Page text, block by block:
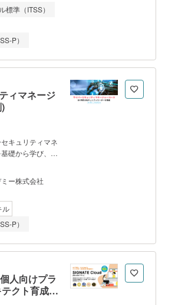
グラムを組み
おける知識は身
に必要な環境
スを運用するた
知識、施策立
で、DXを推進
の特
を再編集。本講
レクチャーご
認のほか、施策
れば、講義を受
載。疑問や詳し
解消できま
役 箕輪 旭 大
支援。 コンサル
人材育成の重要
ンライン学習
標準（ITSS）
P）
ィマネージ
キュリティマネ
礎から学び、企
ーセキュリティ
す。情報セキュ
利活用、DX組
、現場での実践
ーバーに関する
システム設計や
ます。開催にお
セリング・無
加 2.ご自宅で
4.オリエンテ
ー株式会社
ル
P）
人向けプラ
クト育成プ